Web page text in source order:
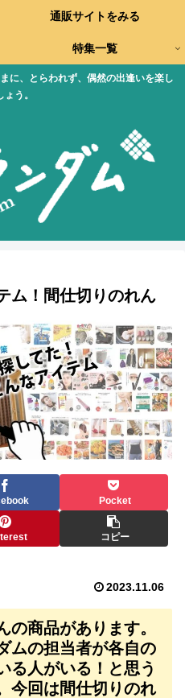
に、とらわれず、偶然の出逢いを楽し
う。
通販サイトをみる
特集一覧
ム！間仕切りのれん
Pocket
コピー
2023.11.06
の商品があります。
ムの担当者が各自の
る人がいる！と思う
今回は間仕切りのれ